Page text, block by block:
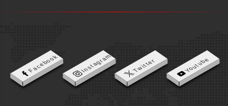
Facebook Instagram Twitter Youtube